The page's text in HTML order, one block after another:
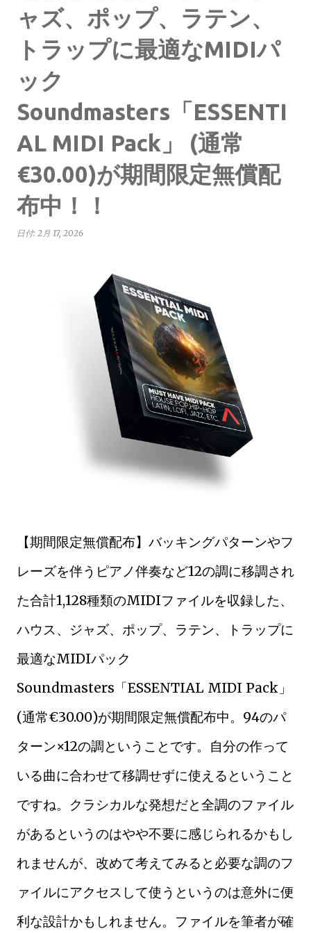
ャズ、ポップ、ラテン、
トラップに最適なMIDIパ
ック
Soundmasters「ESSENTI
AL MIDI Pack」 (通常
€30.00)が期間限定無償配
布中！！
日付: 2月 17, 2026
【期間限定無償配布】バッキングパターンやフ
レーズを伴うピアノ伴奏など12の調に移調され
た合計1,128種類のMIDIファイルを収録した、
ハウス、ジャズ、ポップ、ラテン、トラップに
最適なMIDIパック
Soundmasters「ESSENTIAL MIDI Pack」
(通常€30.00)が期間限定無償配布中。94のパ
ターン×12の調ということです。自分の作って
いる曲に合わせて移調せずに使えるということ
ですね。クラシカルな発想だと全調のファイル
があるというのはやや不要に感じられるかもし
れませんが、改めて考えてみると必要な調のフ
ァイルにアクセスして使うというのは意外に便
利な設計かもしれません。ファイルを筆者が確